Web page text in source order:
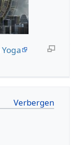
Yoga